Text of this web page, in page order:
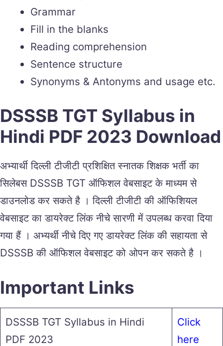
Grammar
Fill in the blanks
Reading comprehension
Sentence structure
Synonyms & Antonyms and usage etc.
DSSSB TGT Syllabus in
Hindi PDF 2023 Download
अभ्यार्थी दिल्ली टीजीटी प्रशिक्षित स्नातक शिक्षक भर्ती का
सिलेबस DSSSB TGT ऑफिशल वेबसाइट के माध्यम से
डाउनलोड कर सकते है । दिल्ली टीजीटी की ऑफिशियल
वेबसाइट का डायरेक्ट लिंक नीचे सारणी में उपलब्ध करवा दिया
गया हैं । अभ्यर्थी नीचे दिए गए डायरेक्ट लिंक की सहायता से
DSSSB की ऑफिशल वेबसाइट को ओपन कर सकते है ।
Important Links
DSSSB TGT Syllabus in Hindi
PDF 2023
Click
here